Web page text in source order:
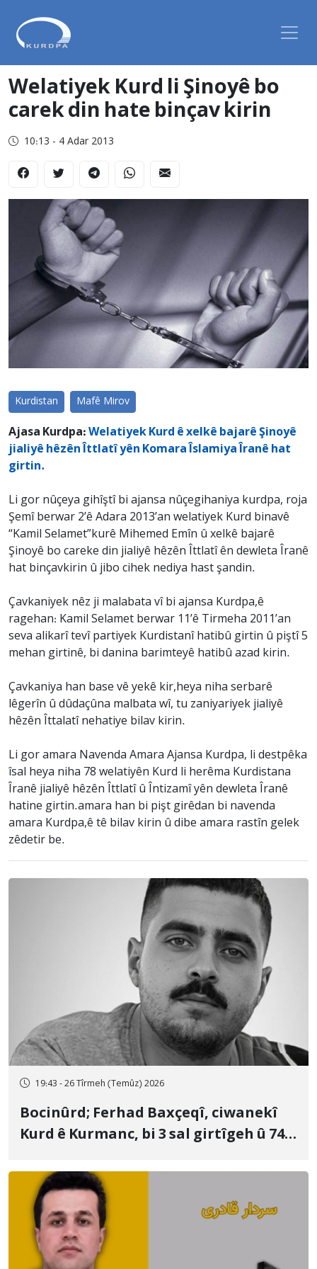
Welatiyek Kurd li Şinoyê bo
carek din hate binçav kirin
10:13 - 4 Adar 2013
Kurdistan Mafê Mirov
Ajasa Kurdpa: Welatiyek Kurd ê xelkê bajarê Şinoyê
jialiyê hêzên Îttlatî yên Komara Îslamiya Îranê hat
girtin.
Li gor nûçeya gihîştî bi ajansa nûçegihaniya kurdpa, roja
Şemî berwar 2’ê Adara 2013’an welatiyek Kurd binavê
“Kamil Selamet”kurê Mihemed Emîn û xelkê bajarê
Şinoyê bo careke din jialiyê hêzên Îttlatî ên dewleta Îranê
hat binçavkirin û jibo cihek nediya hast şandin.
Çavkaniyek nêz ji malabata vî bi ajansa Kurdpa,ê
ragehan: Kamil Selamet berwar 11’ê Tirmeha 2011’an
seva alikarî tevî partiyek Kurdistanî hatibû girtin û piştî 5
mehan girtinê, bi danina barimteyê hatibû azad kirin.
Çavkaniya han base vê yekê kir,heya niha serbarê
lêgerîn û dûdaçûna malbata wî, tu zaniyariyek jialiyê
hêzên Îttalatî nehatiye bilav kirin.
Li gor amara Navenda Amara Ajansa Kurdpa, li destpêka
îsal heya niha 78 welatiyên Kurd li herêma Kurdistana
Îranê jialiyê hêzên Îttlatî û Întizamî yên dewleta Îranê
hatine girtin.amara han bi pişt girêdan bi navenda
amara Kurdpa,ê tê bilav kirin û dibe amara rastîn gelek
zêdetir be.
19:43 - 26 Tîrmeh (Temûz) 2026
Bocinûrd; Ferhad Baxçeqî, ciwanekî
Kurd ê Kurmanc, bi 3 sal girtîgeh û 74